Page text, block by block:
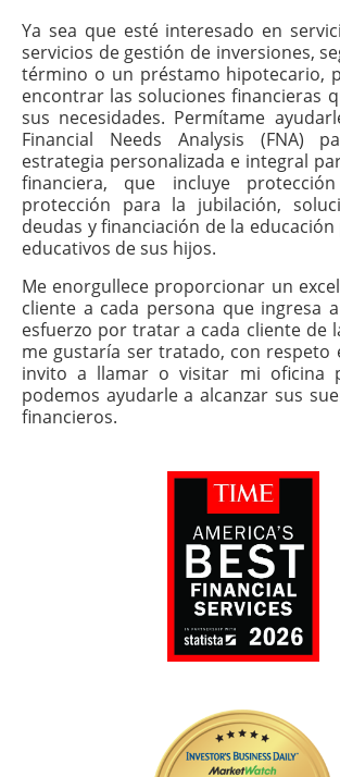
Ya sea que esté interesado en
servicios de gestión de inversiones,
término o un préstamo hipotecario,
encontrar las soluciones financieras
sus necesidades. Permítame
Financial Needs Analysis (FNA)
estrategia personalizada e integral
financiera, que incluye
protección para la jubilación,
deudas y financiación de la
educativos de sus hijos.
Me enorgullece proporcionar un
cliente a cada persona que ingresa
esfuerzo por tratar a cada cliente de
me gustaría ser tratado, con respeto
invito a llamar o visitar mi oficina
podemos ayudarle a alcanzar sus
financieros.